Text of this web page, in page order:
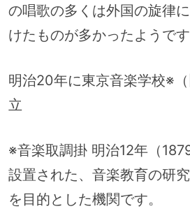
の唱歌の多くは外国の旋律
けたものが多かったようです
明治20年に東京音楽学校※
立
※音楽取調掛 明治12年（
設置された、音楽教育の研
を目的とした機関です。